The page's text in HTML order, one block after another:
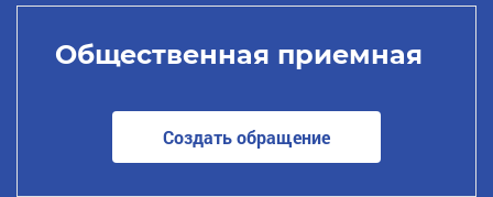
Общественная приемная
Создать обращение